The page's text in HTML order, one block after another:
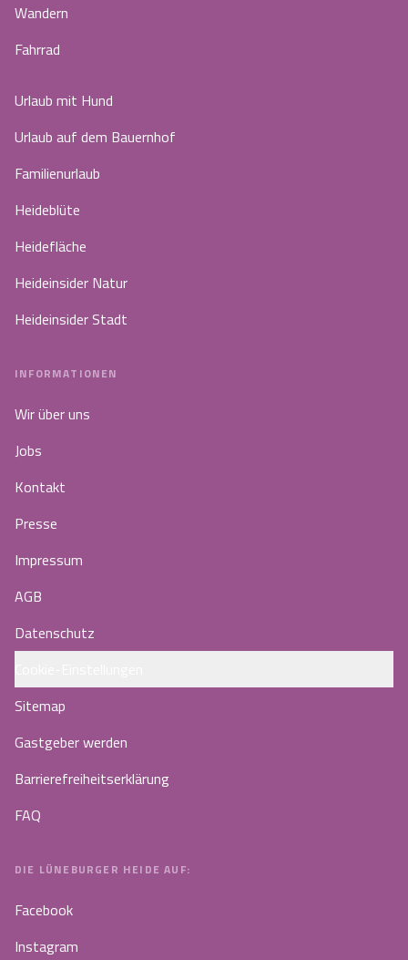
Wandern
Fahrrad
Urlaub mit Hund
Urlaub auf dem Bauernhof
Familienurlaub
Heideblüte
Heidefläche
Heideinsider Natur
Heideinsider Stadt
INFORMATIONEN
Wir über uns
Jobs
Kontakt
Presse
Impressum
AGB
Datenschutz
Sitemap
Gastgeber werden
Barrierefreiheitserklärung
FAQ
DIE LÜNEBURGER HEIDE AUF:
Facebook
Instagram